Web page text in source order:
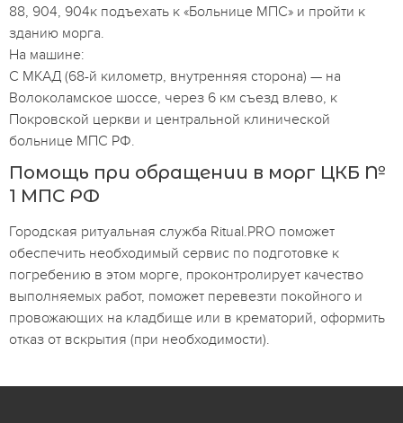
88, 904, 904к подъехать к «Больнице МПС» и пройти к
зданию морга.
На машине:
С МКАД (68-й километр, внутренняя сторона) — на
Волоколамское шоссе, через 6 км съезд влево, к
Покровской церкви и центральной клинической
больнице МПС РФ.
Помощь при обращении в морг ЦКБ №
1 МПС РФ
Городская ритуальная служба Ritual.PRO поможет
обеспечить необходимый сервис по подготовке к
погребению в этом морге, проконтролирует качество
выполняемых работ, поможет перевезти покойного и
провожающих на кладбище или в крематорий, оформить
отказ от вскрытия (при необходимости).